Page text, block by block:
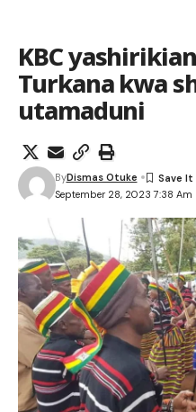
KBC
Turkana kwa
utamaduni
September 28, 2023 7:38 Am
ByDismas Otuke